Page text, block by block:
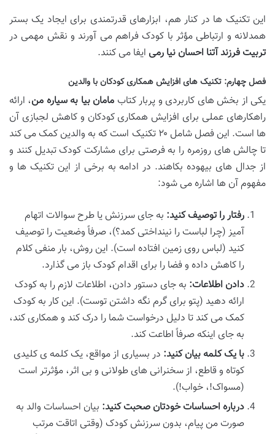
این تکنیک ها در کنار هم، ابزارهای قدرتمندی برای ایجاد یک بستر
همدلانه و ارتباطی مؤثر با کودک فراهم می آورند و نقش مهمی در
تربیت فرزند آتنا احسان نیا رمی ایفا می کنند.
فصل چهارم: تکنیک های افزایش همکاری کودکان با والدین
یکی از بخش های کاربردی و پربار کتاب مامان بیا به سیاره من، ارائه
راهکارهای عملی برای افزایش همکاری کودکان و کاهش لجبازی آن
ها است. این فصل شامل ۲۰ تکنیک است که به والدین کمک می کند
تا چالش های روزمره را به فرصتی برای مشارکت کودک تبدیل کنند و
از جدال های بیهوده بکاهند. در ادامه به برخی از این تکنیک ها و
مفهوم آن ها اشاره می شود:
رفتار را توصیف کنید: به جای سرزنش یا طرح سوالات اتهام
آمیز (چرا لباست را نینداختی کمد؟)، صرفاً وضعیت را توصیف
کنید (لباس روی زمین افتاده است). این روش، بار منفی کلام
را کاهش داده و فضا را برای اقدام کودک باز می گذارد.
دادن اطلاعات: به جای دستور دادن، اطلاعات لازم را به کودک
ارائه دهید (پتو برای گرم نگه داشتن توست). این کار به کودک
کمک می کند تا دلیل درخواست شما را درک کند و همکاری کند،
به جای اینکه صرفاً اطاعت کند.
با یک کلمه بیان کنید: در بسیاری از مواقع، یک کلمه ی کلیدی
کوتاه و قاطع، از سخنرانی های طولانی و بی اثر، مؤثرتر است
(مسواک!، خواب!).
درباره احساسات خودتان صحبت کنید: بیان احساسات والد به
صورت من پیام، بدون سرزنش کودک (وقتی اتاقت مرتب